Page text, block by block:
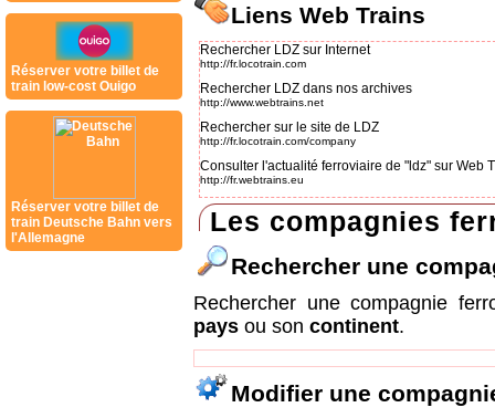
Réserver votre billet de
train low-cost Ouigo
Réserver votre billet de
train Deutsche Bahn vers
l'Allemagne
Liens Web Trains
Rechercher LDZ sur Internet
http://fr.locotrain.com
Rechercher LDZ dans nos archives
http://www.webtrains.net
Rechercher sur le site de LDZ
http://fr.locotrain.com/company
Consulter l'actualité ferroviaire de "ldz" sur Web
http://fr.webtrains.eu
Les compagnies
Rechercher une
Rechercher une compagnie
pays ou son continent.
Modifier une